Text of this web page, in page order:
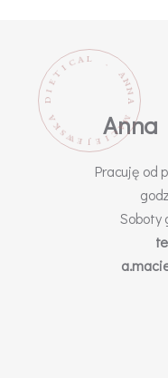
D
I
E
T
I C A L
A
N
N
A
M
A
C
I
E
J
E
W
S
K
A Anna
Pracuję od
Soboty